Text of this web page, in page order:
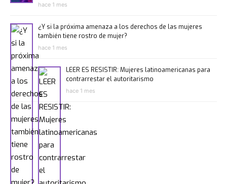
hace 1 mes
¿Y si la próxima amenaza a los derechos de las mujeres
también tiene rostro de mujer?
hace 1 mes
LEER ES RESISTIR: Mujeres latinoamericanas para
contrarrestar el autoritarismo
hace 1 mes